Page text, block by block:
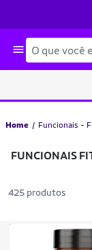
Busca
Home Funcionais -
FUNCIONAIS
425 produtos